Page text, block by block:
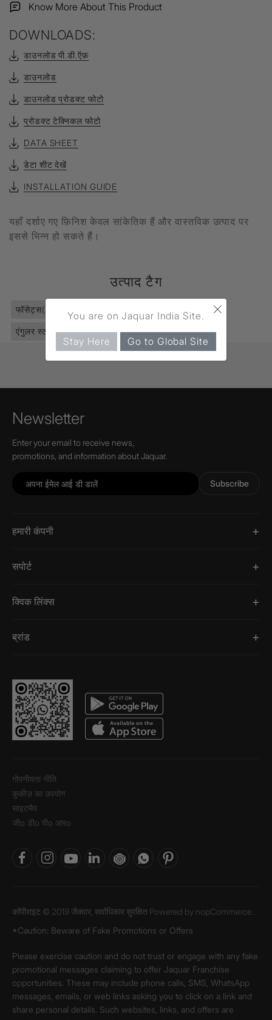
Know More About This Product
DOWNLOADS:
डाउनलोड पी.डी.ऍफ़
डाउनलोड
डाउनलोड प्रोडक्ट फोटो
प्रोडक्ट टेक्निकल फोटो
DATA SHEET
डेटा शीट देखें
INSTALLATION GUIDE
यहाँ दर्शाए गए फ़िनिश केवल सांकेतिक हैं और वास्तविक उत्पाद पर
इससे भिन्न हो सकते हैं।
उत्पाद टैग
फॉसेट्स(2811)
एंगुलर स्टॉप कॉक(82) Queen's Prime(264)
Newsletter
Enter your email to receive news,
promotions, and information about Jaquar.
Subscribe
हमारी कंपनी
सपोर्ट
क्विक लिंक्स
ब्रांड
गोपनीयता नीति
कुकीज़ का उपयोग
साइटमैप
जीo डीo पीo आरo
कॉपीराइट © 2019 जैक्वार, सर्वाधिकार सुरक्षित Powered by nopCommerce.
*Caution: Beware of Fake Promotions or Offers
Please exercise caution and do not trust or engage with any fake
promotional messages claiming to offer Jaquar Franchise
opportunities. These may include phone calls, SMS, WhatsApp
messages, emails, or web links asking you to click on a link and
share personal details. Such websites, links, and offers are
×
You are on Jaquar India Site.
Stay Here Go to Global Site